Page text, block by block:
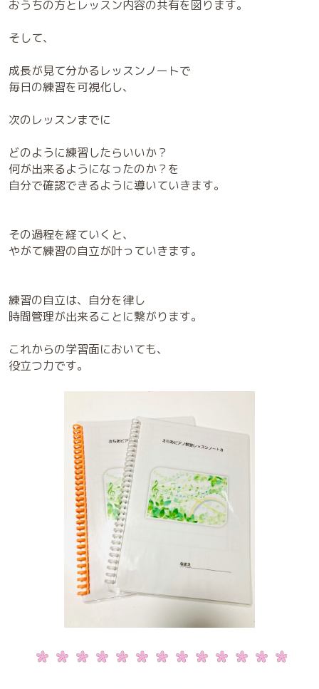
おうちの方とレッスン内容の共有を図ります。
そして、
成長が見て分かるレッスンノートで
毎日の練習を可視化し、
次のレッスンまでに
どのように練習したらいいか？
何が出来るようになったのか？を
自分で確認できるように導いていきます。
その過程を経ていくと、
やがて練習の自立が叶っていきます。
練習の自立は、自分を律し
時間管理が出来ることに繋がります。
これからの学習面においても、
役立つ力です。